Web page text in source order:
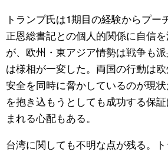
トランプ氏は1期目の経験からプー
正恩総書記との個人的関係に自信
が、欧州・東アジア情勢は戦争も
は様相が一変した。両国の行動は
安全を同時に脅かしているのが現
を抱き込もうとしても成功する保
まれる心配もある。
台湾に関しても不明な点が残る。